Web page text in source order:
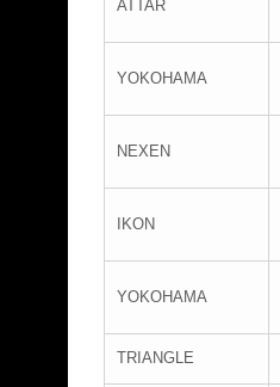
ATTAR
YOKOHAMA
NEXEN
IKON
YOKOHAMA
TRIANGLE